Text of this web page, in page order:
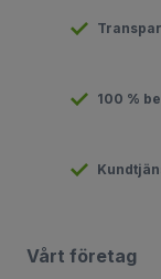
100 %
Vårt företag